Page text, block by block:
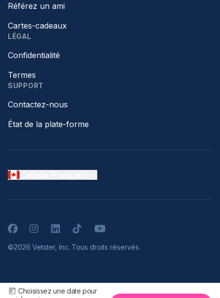
Choisissez une date pour
Référez un ami
Cartes-cadeaux
LÉGAL
Confidentialité
Termes
SUPPORT
Contactez-nous
État de la plate-forme
FacebookInstagramLinkedInTikTokYouTube
©2026 Vetster, Inc. Tous droits réservés.